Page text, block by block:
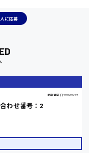
に応募
掲載更新日 2026/06/23
わせ番号：2